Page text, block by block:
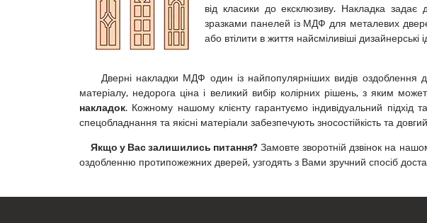
від класики до ексклюзиву. Накладка задає
зразками панелей із МДФ для металевих
або втілити в життя найсміливіші дизайнерські
Дверні накладки МДФ один із найпопулярніших видів оздоблення
матеріалу, недорога ціна і великий вибір колірних рішень, з яким
накладок. Кожному нашому клієнту гарантуємо індивідуальний підхід
спецобладнання та якісні матеріали забезпечують зносостійкість та
Якщо у Вас залишились питання? Замовте зворотній дзвінок на
оздобленню протипожежних дверей, узгодять з Вами зручний спосіб